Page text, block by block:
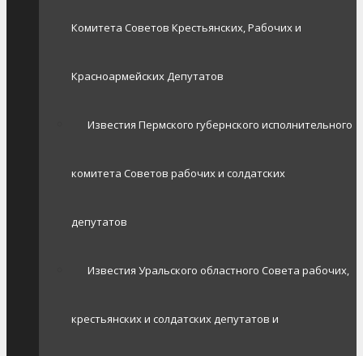
Комитета Советов Крестьянских, Рабочих и
Красноармейских Депутатов
Известия Пермского губернского исполнительного
комитета Советов рабочих и солдатских
депутатов
Известия Уральского областного Совета рабочих,
крестьянских и солдатских депутатов и